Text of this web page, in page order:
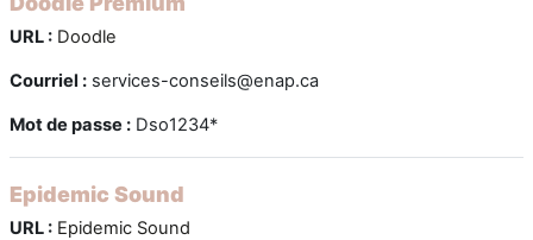
URL : Doodle
Courriel : services-conseils@enap.ca
Mot de passe : Dso1234*
Epidemic Sound
URL : Epidemic Sound